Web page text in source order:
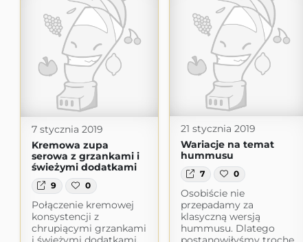
21 stycznia 2019
Wariacje na temat
hummusu
7 0
Osobiście nie
przepadamy za
klasyczną wersją
hummusu. Dlatego
7 stycznia 2019
Kremowa zupa
serowa z grzankami i
świeżymi dodatkami
9 0
Połączenie kremowej
konsystencji z
chrupiącymi grzankami